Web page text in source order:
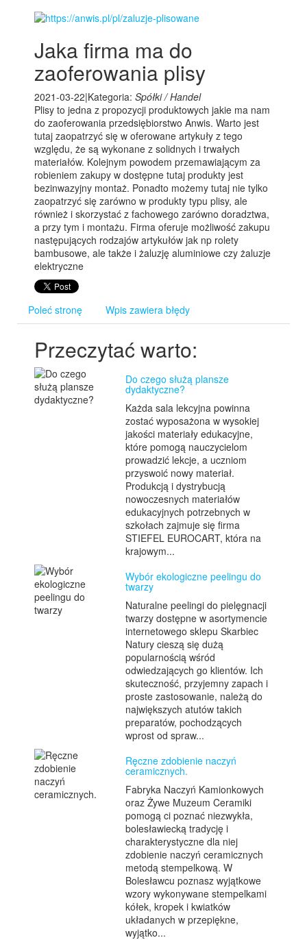
Jaka firma ma do
zaoferowania plisy
2021-03-22|Kategoria: Spółki / Handel
Plisy to jedna z propozycji produktowych jakie ma nam
do zaoferowania przedsiębiorstwo Anwis. Warto jest
tutaj zaopatrzyć się w oferowane artykuły z tego
względu, że są wykonane z solidnych i trwałych
materiałów. Kolejnym powodem przemawiającym za
robieniem zakupy w dostępne tutaj produkty jest
bezinwazyjny montaż. Ponadto możemy tutaj nie tylko
zaopatrzyć się zarówno w produkty typu plisy, ale
również i skorzystać z fachowego zarówno doradztwa,
a przy tym i montażu. Firma oferuje możliwość zakupu
następujących rodzajów artykułów jak np rolety
bambusowe, ale także i żaluzję aluminiowe czy żaluzje
elektryczne
Poleć stronę Wpis zawiera błędy
Przeczytać warto:
Do czego służą plansze
dydaktyczne?
Każda sala lekcyjna powinna
zostać wyposażona w wysokiej
jakości materiały edukacyjne,
które pomogą nauczycielom
prowadzić lekcje, a uczniom
przyswoić nowy materiał.
Produkcją i dystrybucją
nowoczesnych materiałów
edukacyjnych potrzebnych w
szkołach zajmuje się firma
STIEFEL EUROCART, która na
krajowym...
Wybór ekologiczne peelingu do
twarzy
Naturalne peelingi do pielęgnacji
twarzy dostępne w asortymencie
internetowego sklepu Skarbiec
Natury cieszą się dużą
popularnością wśród
odwiedzających go klientów. Ich
skuteczność, przyjemny zapach i
proste zastosowanie, należą do
największych atutów takich
preparatów, pochodzących
wprost od spraw...
Ręczne zdobienie naczyń
ceramicznych.
Fabryka Naczyń Kamionkowych
oraz Żywe Muzeum Ceramiki
pomogą ci poznać niezwykła,
bolesławiecką tradycję i
charakterystyczne dla niej
zdobienie naczyń ceramicznych
metodą stempelkową. W
Bolesławcu poznasz wyjątkowe
wzory wykonywane stempelkami
kółek, kropek i kwiatków
układanych w przepiękne,
wyjątko...